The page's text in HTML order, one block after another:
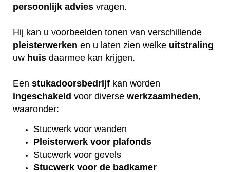
persoonlijk advies vragen.
Hij kan u voorbeelden tonen van verschillende
pleisterwerken en u laten zien welke uitstraling
uw huis daarmee kan krijgen.
Een stukadoorsbedrijf kan worden
ingeschakeld voor diverse werkzaamheden,
waaronder:
Stucwerk voor wanden
Pleisterwerk voor plafonds
Stucwerk voor gevels
Stucwerk voor de badkamer